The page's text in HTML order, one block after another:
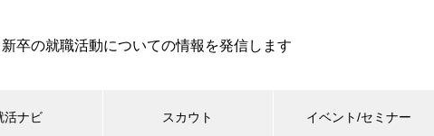
新卒の就職活動についての情報を発信します
活ナビ スカウト イベント/セミナー